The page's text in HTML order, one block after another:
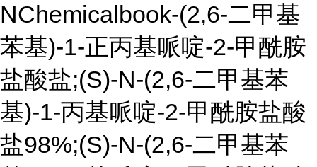
NChemicalbook-(2,6-二甲基
苯基)-1-正丙基哌啶-2-甲酰胺
盐酸盐;(S)-N-(2,6-二甲基苯
基)-1-丙基哌啶-2-甲酰胺盐酸
盐98%;(S)-N-(2,6-二甲基苯